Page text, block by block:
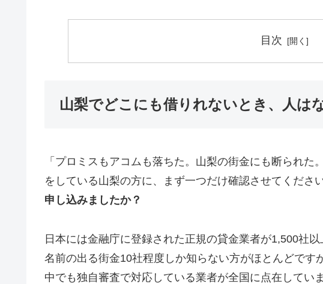
目次
山梨でどこにも借りれないとき、人は
「プロミスもアコムも落ちた。山梨の街金にも断られ
をしている山梨の方に、まず一つだけ確認させてくださ
申し込みましたか？
日本には金融庁に登録された正規の貸金業者が1,500社
名前の出る街金10社程度しか知らない方がほとんどです
中でも独自審査で対応している業者が全国に点在していま